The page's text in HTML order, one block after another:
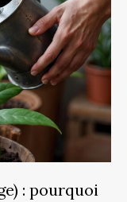
: pourquoi